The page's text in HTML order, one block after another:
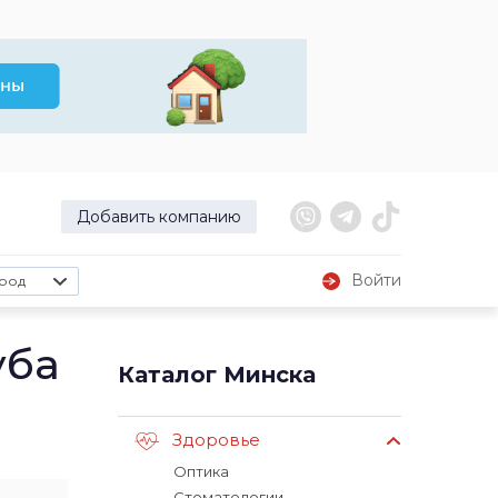
Добавить компанию
Войти
Каталог Минска
Здоровье
Оптика